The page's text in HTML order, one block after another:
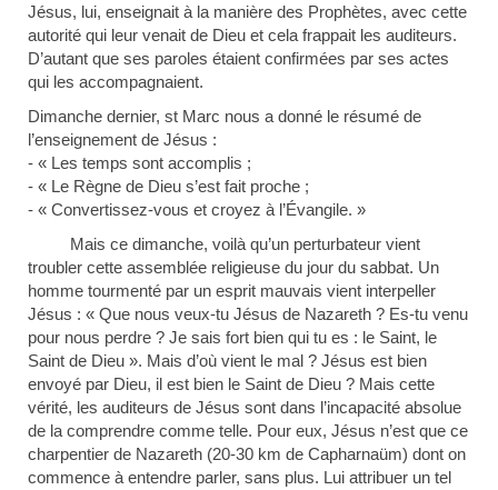
Jésus, lui, enseignait à la manière des Prophètes, avec cette
autorité qui leur venait de Dieu et cela frappait les auditeurs.
D’autant que ses paroles étaient confirmées par ses actes
qui les accompagnaient.
Dimanche dernier, st Marc nous a donné le résumé de
l’enseignement de Jésus :
- « Les temps sont accomplis ;
- « Le Règne de Dieu s’est fait proche ;
- « Convertissez-vous et croyez à l’Évangile. »
Mais ce dimanche, voilà qu’un perturbateur vient
troubler cette assemblée religieuse du jour du sabbat. Un
homme tourmenté par un esprit mauvais vient interpeller
Jésus : « Que nous veux-tu Jésus de Nazareth ? Es-tu venu
pour nous perdre ? Je sais fort bien qui tu es : le Saint, le
Saint de Dieu ». Mais d’où vient le mal ? Jésus est bien
envoyé par Dieu, il est bien le Saint de Dieu ? Mais cette
vérité, les auditeurs de Jésus sont dans l’incapacité absolue
de la comprendre comme telle. Pour eux, Jésus n’est que ce
charpentier de Nazareth (20-30 km de Capharnaüm) dont on
commence à entendre parler, sans plus. Lui attribuer un tel